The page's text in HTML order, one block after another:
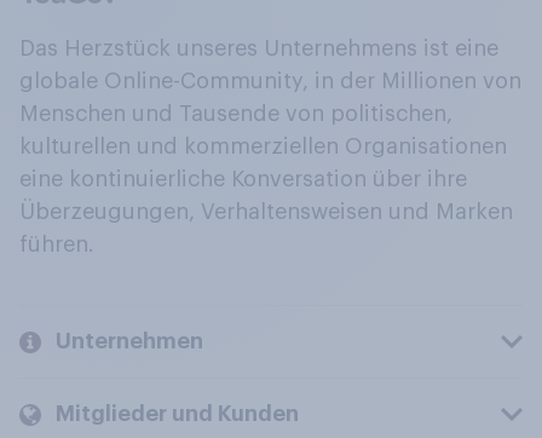
Das Herzstück unseres Unternehmens ist eine
globale Online-Community, in der Millionen von
Menschen und Tausende von politischen,
kulturellen und kommerziellen Organisationen
eine kontinuierliche Konversation über ihre
Überzeugungen, Verhaltensweisen und Marken
führen.
Unternehmen
Mitglieder und Kunden